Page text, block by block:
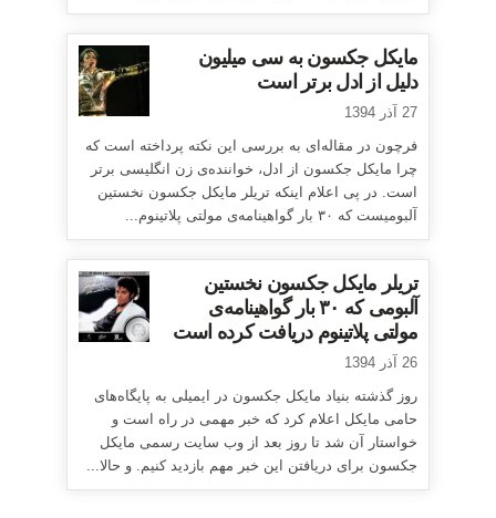
مایکل جکسون به سی میلیون
دلیل از ادل برتر است
27 آذر 1394
فرچون در مقاله‌ای به بررسی این نکته پرداخته است که
چرا مایکل جکسون از ادل، خواننده‌ی زن انگلیسی برتر
است. در پی اعلام اینکه تریلر مایکل جکسون نخستین
آلبومیست که ۳۰ بار گواهینامه‌ی مولتی پلاتینوم...
تریلر مایکل جکسون نخستین
آلبومی که ۳۰ بار گواهینامه‌ی
مولتی پلاتینوم دریافت کرده است
26 آذر 1394
روز گذشته بنیاد مایکل جکسون در ایمیلی به پایگاه‌های
حامی مایکل اعلام کرد که خبر مهمی در راه است و
خواستار آن شد تا روز بعد از وب سایت رسمی مایکل
جکسون برای دریافتن این خبر مهم بازدید کنیم. و حالا...